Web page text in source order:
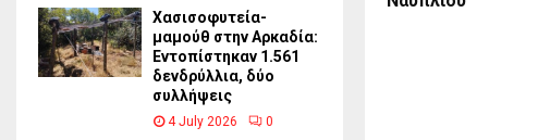
Χασισοφυτεία-
μαμούθ στην Αρκαδία:
Εντοπίστηκαν 1.561
δενδρύλλια, δύο
συλλήψεις
4 July 2026 0